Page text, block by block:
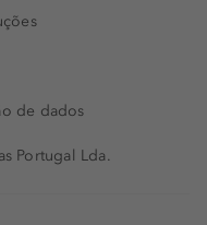
de dados
Portugal Lda.